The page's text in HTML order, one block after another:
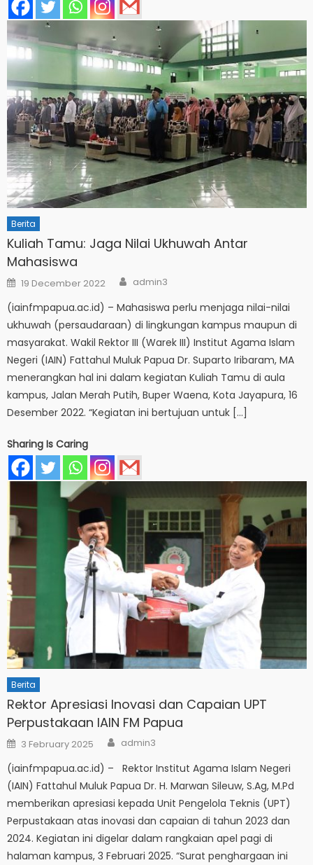
Berita
Kuliah Tamu: Jaga Nilai Ukhuwah Antar
Mahasiswa
Posted
on
19 December 2022 Author
admin3
(iainfmpapua.ac.id) – Mahasiswa perlu menjaga nilai-nilai
ukhuwah (persaudaraan) di lingkungan kampus maupun di
masyarakat. Wakil Rektor III (Warek III) Institut Agama Islam
Negeri (IAIN) Fattahul Muluk Papua Dr. Suparto Iribaram, MA
menerangkan hal ini dalam kegiatan Kuliah Tamu di aula
kampus, Jalan Merah Putih, Buper Waena, Kota Jayapura, 16
Desember 2022. “Kegiatan ini bertujuan untuk […]
Sharing Is Caring
Berita
Rektor Apresiasi Inovasi dan Capaian UPT
Perpustakaan IAIN FM Papua
Posted
on
3 February 2025 Author
admin3
(iainfmpapua.ac.id) – Rektor Institut Agama Islam Negeri
(IAIN) Fattahul Muluk Papua Dr. H. Marwan Sileuw, S.Ag, M.Pd
memberikan apresiasi kepada Unit Pengelola Teknis (UPT)
Perpustakaan atas inovasi dan capaian di tahun 2023 dan
2024. Kegiatan ini digelar dalam rangkaian apel pagi di
halaman kampus, 3 Februari 2025. “Surat penghargaan ini